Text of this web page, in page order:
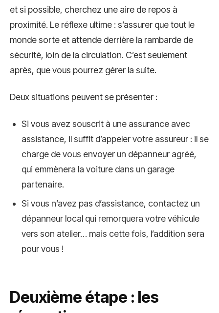
et si possible, cherchez une aire de repos à
proximité. Le réflexe ultime : s’assurer que tout le
monde sorte et attende derrière la rambarde de
sécurité, loin de la circulation. C’est seulement
après, que vous pourrez gérer la suite.
Deux situations peuvent se présenter :
Si vous avez souscrit à une assurance avec
assistance, il suffit d’appeler votre assureur : il se
charge de vous envoyer un dépanneur agréé,
qui emmènera la voiture dans un garage
partenaire.
Si vous n’avez pas d’assistance, contactez un
dépanneur local qui remorquera votre véhicule
vers son atelier… mais cette fois, l’addition sera
pour vous !
Deuxième étape : les